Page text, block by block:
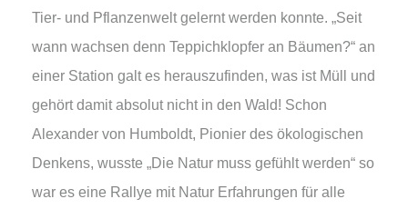
Tier- und Pflanzenwelt gelernt werden konnte. „Seit
wann wachsen denn Teppichklopfer an Bäumen?“ an
einer Station galt es herauszufinden, was ist Müll und
gehört damit absolut nicht in den Wald! Schon
Alexander von Humboldt, Pionier des ökologischen
Denkens, wusste „Die Natur muss gefühlt werden“ so
war es eine Rallye mit Natur Erfahrungen für alle